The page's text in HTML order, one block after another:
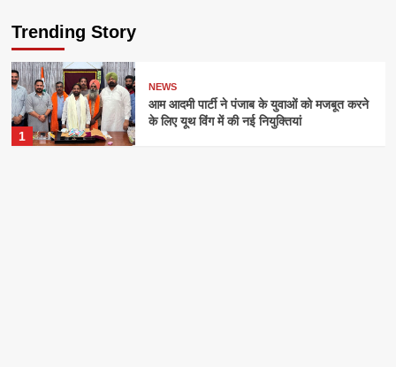
Trending Story
1
NEWS
आम आदमी पार्टी ने पंजाब के युवाओं को मजबूत करने
के लिए यूथ विंग में की नई नियुक्तियां